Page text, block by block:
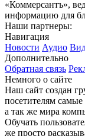
«Коммерсантъ»,
информацию для
Наши партнеры:
Навигация
Новости Аудио
Дополнительно
Обратная связь
Немного о сайте
Наш сайт создан
посетителям
а так же мира
Обучать
же просто